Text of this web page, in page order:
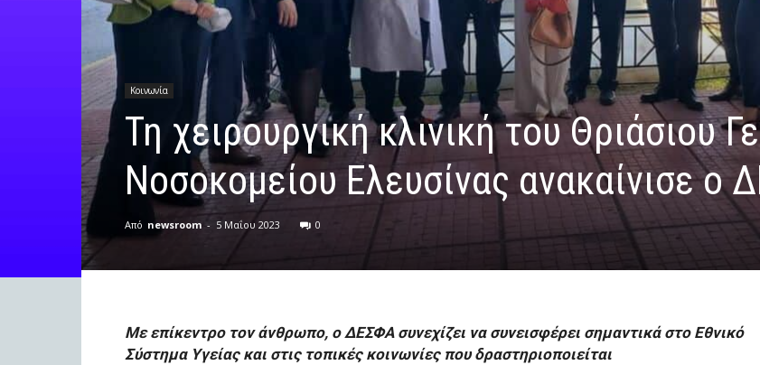
Κοινωνία
Τη χειρουργική κλινική του Θριάσιου
Νοσοκομείου Ελευσίνας ανακαίνισε ο
Από newsroom - 5 Μαΐου 2023 0
Με επίκεντρο τον άνθρωπο, ο ΔΕΣΦΑ συνεχίζει να συνεισφέρει σημαντικά στο Εθνικό
Σύστημα Υγείας και στις τοπικές κοινωνίες που δραστηριοποιείται